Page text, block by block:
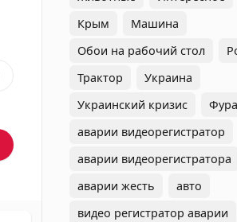
Крым
Машина
Обои на рабочий стол
Трактор
Украина
Украинский кризис
Фура
аварии видеорегистратор
аварии видеорегистратора
аварии жесть
авто
видео регистратор аварии